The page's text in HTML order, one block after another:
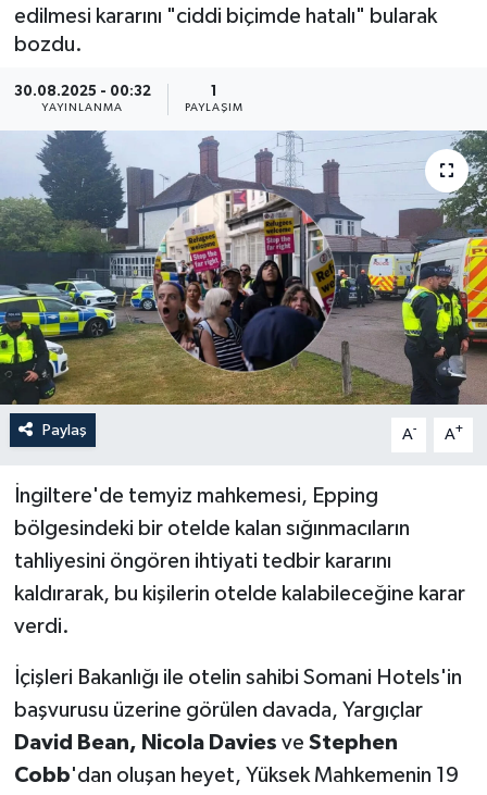
edilmesi kararını "ciddi biçimde hatalı" bularak
bozdu.
30.08.2025 - 00:32
YAYINLANMA
1
PAYLAŞIM
Paylaş A- A+
İngiltere'de temyiz mahkemesi, Epping
bölgesindeki bir otelde kalan sığınmacıların
tahliyesini öngören ihtiyati tedbir kararını
kaldırarak, bu kişilerin otelde kalabileceğine karar
verdi.
İçişleri Bakanlığı ile otelin sahibi Somani Hotels'in
başvurusu üzerine görülen davada, Yargıçlar
David Bean, Nicola Davies ve Stephen
Cobb'dan oluşan heyet, Yüksek Mahkemenin 19